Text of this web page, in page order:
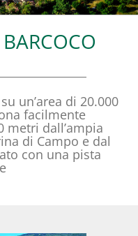
un’area di 20.000
facilmente
metri dall’ampia
di Campo e dal
con una pista